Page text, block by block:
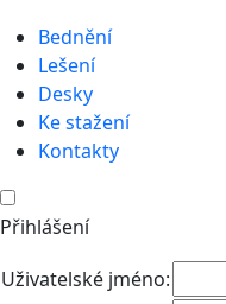
Bednění
Lešení
Desky
Ke stažení
Kontakty
Přihlášení
Uživatelské jméno: